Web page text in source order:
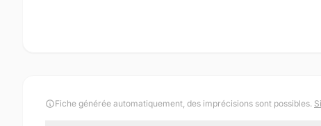
Fiche générée automatiquement, des imprécisions sont possibles.